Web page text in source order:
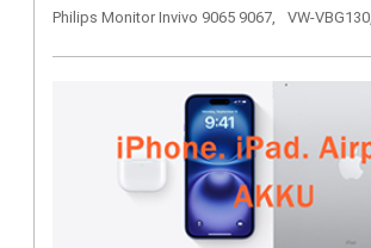
Philips Monitor Invivo 9065 9067,
VW-VBG130,